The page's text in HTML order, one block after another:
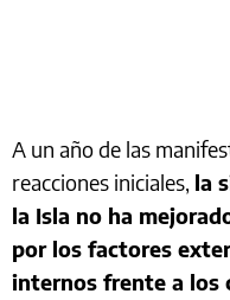
A un año de las
reacciones iniciales, la
la Isla no ha
por los factores
internos frente a los